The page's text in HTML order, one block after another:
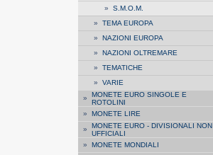
» S.M.O.M.
» TEMA EUROPA
» NAZIONI EUROPA
» NAZIONI OLTREMARE
» TEMATICHE
» VARIE
» MONETE EURO SINGOLE E
ROTOLINI
» MONETE LIRE
» MONETE EURO - DIVISIONALI NON
UFFICIALI
» MONETE MONDIALI